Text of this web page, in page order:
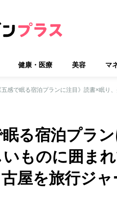
健康・医療 美容 マ
眠る宿泊プラ
いものに囲ま
屋を旅行ジ